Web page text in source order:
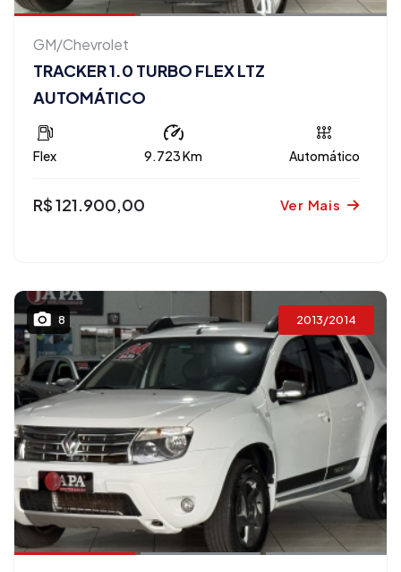
GM/Chevrolet
TRACKER 1.0 TURBO FLEX LTZ
AUTOMÁTICO
Flex 9.723 Km Automático
R$ 121.900,00 Ver Mais
8 2013/2014